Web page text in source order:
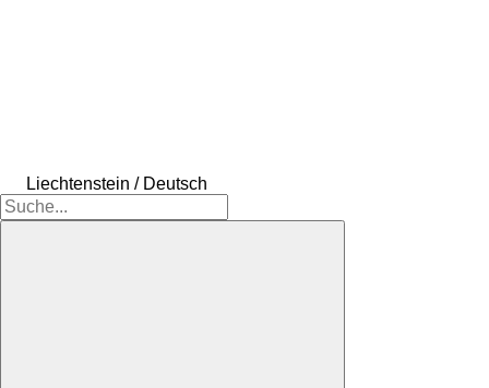
Liechtenstein / Deutsch